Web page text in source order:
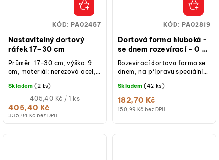
Nastavitelný dortový
ráfek 17–30 cm
335,04 Kč bez DPH
405,40 Kč
Měrná
cena:
405,40 Kč / 1 ks
Skladem (2 ks)
Průměr: 17–30 cm, výška: 9
cm, materiál: nerezová ocel,
použití.
KÓD:PA02457
Dortová forma hluboká -
se dnem rozevírací - O 12
cm PATISSE
150,99 Kč bez DPH
182,70 Kč
Skladem (42 ks)
Rozevírací dortová forma se
dnem, na přípravu speciálních
přípravu Panetonne.
KÓD:PA02819